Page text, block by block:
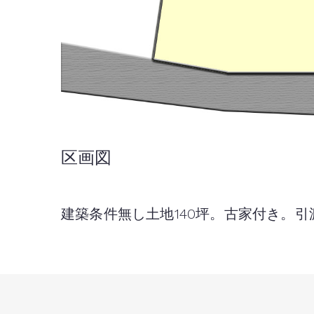
区画図
建築条件無し土地140坪。古家付き。引